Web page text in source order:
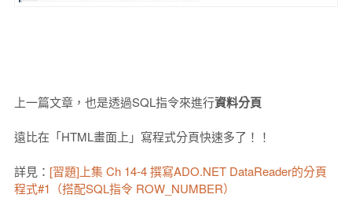
上一篇文章，也是透過SQL指令來進行資料分頁
遠比在「HTML畫面上」寫程式分頁快速多了！！
詳見： [習題]上集 Ch 14-4 撰寫ADO.NET DataReader的分頁
程式#1（搭配SQL指令 ROW_NUMBER）